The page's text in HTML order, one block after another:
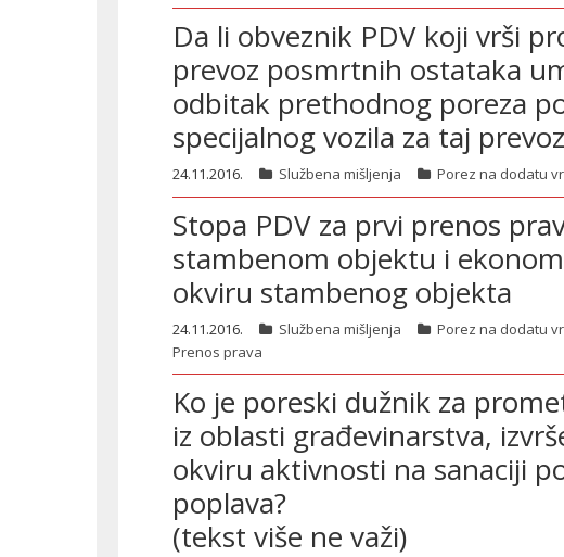
Da li obveznik PDV koji vrši
prevoz posmrtnih ostataka
odbitak prethodnog poreza
specijalnog vozila za taj
24.11.2016. Službena mišljenja Porez na dodatu
Stopa PDV za prvi prenos
stambenom objektu i
okviru stambenog objekta
24.11.2016. Službena mišljenja Porez na dodatu
Prenos prava
Ko je poreski dužnik za
iz oblasti građevinarstva,
okviru aktivnosti na sanaciji
poplava?
(tekst više ne važi)